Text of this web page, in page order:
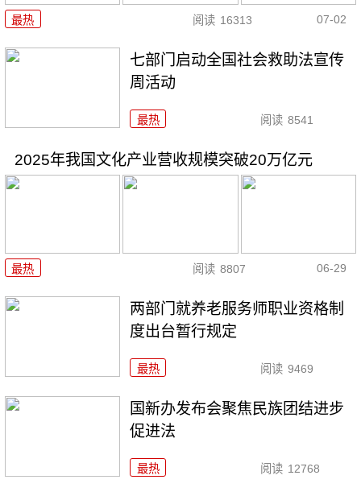
最热 阅读 16313 07-02
七部门启动全国社会救助法宣传
周活动
最热 阅读 8541
2025年我国文化产业营收规模突破20万亿元
最热 阅读 8807 06-29
两部门就养老服务师职业资格制
度出台暂行规定
最热 阅读 9469
国新办发布会聚焦民族团结进步
促进法
最热 阅读 12768